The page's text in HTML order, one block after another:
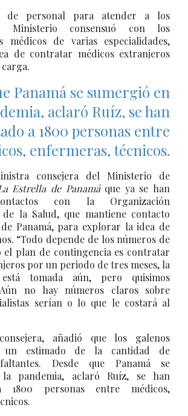
de personal para atender a los
Ministerio consensuó con los
médicos de varias especialidades,
de contratar médicos extranjeros
Panamá se sumergió en
aclaró Ruíz, se han
a 1800 personas entre
enfermeras, técnicos.
consejera del Ministerio de
Estrella de Panamáque ya se han
con la Organización
de la Salud, que mantiene contacto
Panamá, para explorar la idea de
“Todo depende de los números de
el plan de contingencia es contratar
por un periodo de tres meses, la
tomada aún, pero quisimos
Aún no hay números claros sobre
serían o lo que le costará al
añadió que los galenos
un estimado de la cantidad de
faltantes. Desde que Panamá se
pandemia, aclaró Ruíz, se han
1800 personas entre médicos,